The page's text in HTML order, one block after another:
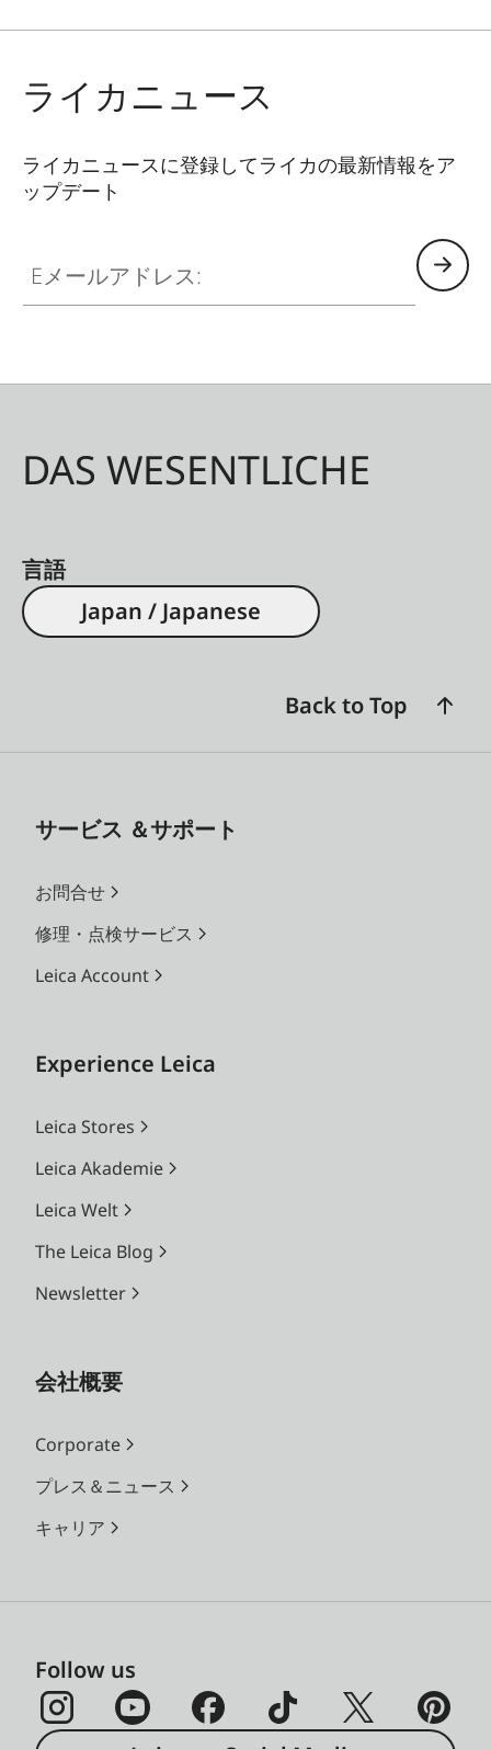
ライカニュース
ライカニュースに登録してライカの最新情報をア
ップデート
DAS WESENTLICHE
言語
Japan / Japanese
Back to Top
サービス ＆サポート
お問合せ
修理・点検サービス
Leica Account
Experience Leica
Leica Stores
Leica Akademie
Leica Welt
The Leica Blog
Newsletter
会社概要
Corporate
プレス＆ニュース
キャリア
Follow us